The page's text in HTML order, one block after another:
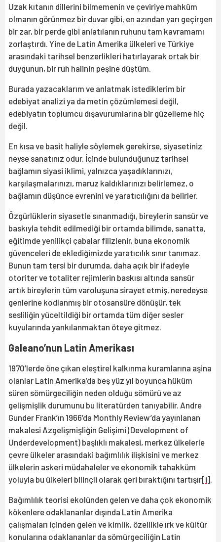
Uzak kıtanın dillerini bilmemenin ve çeviriye mahkûm
olmanın görünmez bir duvar gibi, en azından yarı geçirgen
bir zar, bir perde gibi anlatılanın ruhunu tam kavramamı
zorlaştırdı. Yine de Latin Amerika ülkeleri ve Türkiye
arasındaki tarihsel benzerlikleri hatırlayarak ortak bir
duygunun, bir ruh halinin peşine düştüm.
Burada yazacaklarım ve anlatmak istediklerim bir
edebiyat analizi ya da metin çözümlemesi değil,
edebiyatın toplumcu dışavurumlarına bir güzelleme hiç
değil.
En kısa ve basit haliyle söylemek gerekirse, siyasetiniz
neyse sanatınız odur. İçinde bulunduğunuz tarihsel
bağlamın siyasi iklimi, yalnızca yaşadıklarınızı,
karşılaşmalarınızı, maruz kaldıklarınızı belirlemez, o
bağlamın düşünce evrenini ve yaratıcılığını da belirler.
Özgürlüklerin siyasetle sınanmadığı, bireylerin sansür ve
baskıyla tehdit edilmediği bir ortamda bilimde, sanatta,
eğitimde yenilikçi çabalar filizlenir, buna ekonomik
güvenceleri de eklediğimizde yaratıcılık sınır tanımaz.
Bunun tam tersi bir durumda, daha açık bir ifadeyle
otoriter ve totaliter rejimlerin baskısı altında sansür
artık bireylerin tüm varoluşuna sirayet etmiş, neredeyse
genlerine kodlanmış bir otosansüre dönüşür, tek
sesliliğin yüceltildiği bir ortamda tüm diğer sesler
kuyularında yankılanmaktan öteye gitmez.
Galeano’nun Latin Amerikası
1970’lerde öne çıkan eleştirel kalkınma kuramlarına aşina
olanlar Latin Amerika’da beş yüz yıl boyunca hüküm
süren sömürgeciliğin neden olduğu sömürü ve az
gelişmişlik durumunu bu literatürden tanıyabilir. Andre
Gunder Frank’ın 1966’da Monthly Review’da yayınlanan
makalesi Azgelişmişliğin Gelişimi (Development of
Underdevelopment) başlıklı makalesi, merkez ülkelerle
çevre ülkeler arasındaki bağımlılık ilişkisini ve merkez
ülkelerin askeri müdahaleler ve ekonomik tahakküm
yoluyla bu ülkeleri bilinçli olarak geri bıraktığını tartışır[i]
Bağımlılık teorisi ekolünden gelen ve daha çok ekonomik
kökenlere odaklananlar dışında Latin Amerika
çalışmaları içinden gelen ve kimlik, özellikle ırk ve kültür
konularına odaklananlar da sömürgeciliğin Latin